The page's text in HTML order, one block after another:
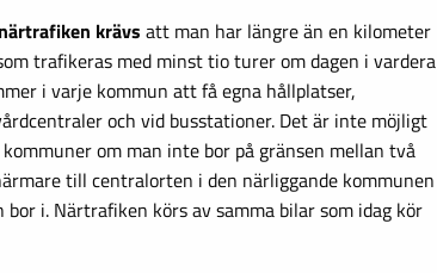
krävs att man har längre än en kilometer
trafikeras med minst tio turer om dagen i vardera
i varje kommun att få egna hållplatser,
och vid busstationer. Det är inte möjligt
om man inte bor på gränsen mellan två
till centralorten i den närliggande kommunen
bor i. Närtrafiken körs av samma bilar som idag kör